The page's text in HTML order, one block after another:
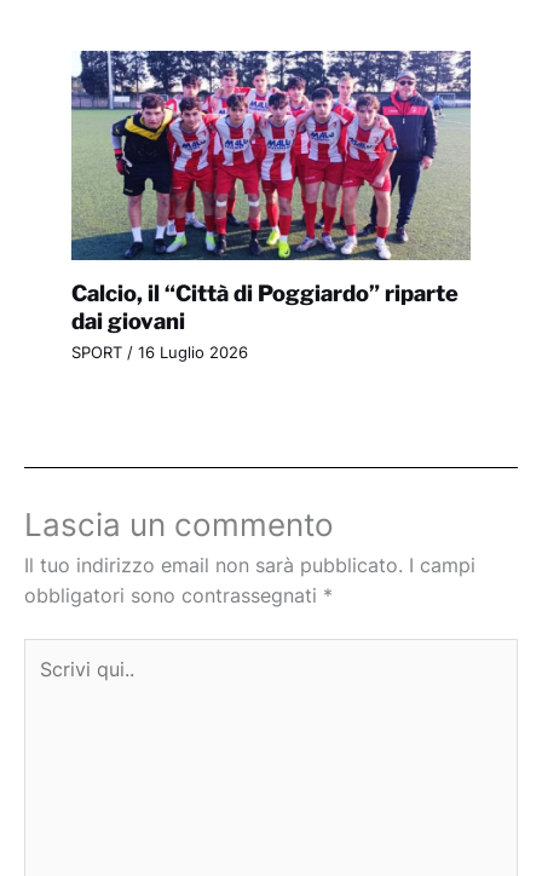
Calcio, il “Città di Poggiardo” riparte
dai giovani
SPORT/ 16 Luglio 2026
Lascia un commento
Il tuo indirizzo email non sarà pubblicato. I campi
obbligatori sono contrassegnati *
qui..